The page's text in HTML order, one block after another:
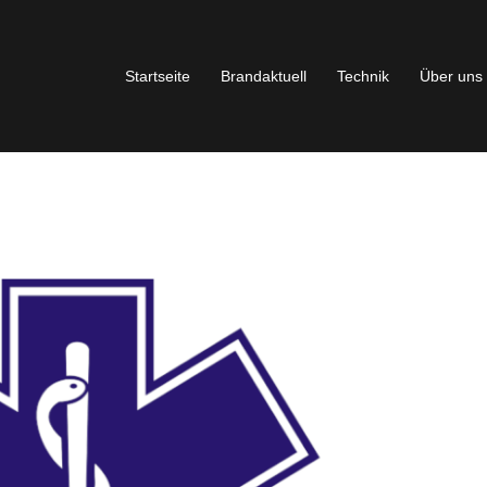
Startseite Brandaktuell Technik Über uns